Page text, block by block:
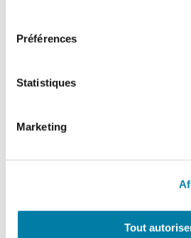
Préférences
Statistiques
Marketing
Tout
Offre papier +
1 an